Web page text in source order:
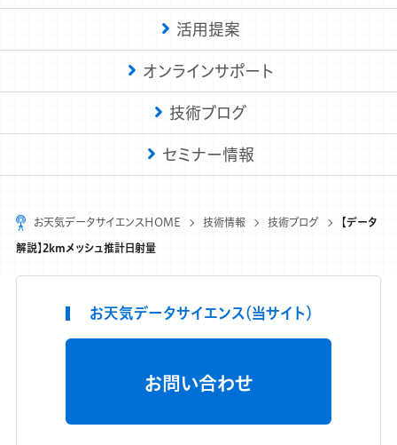
活用提案
オンラインサポート
技術ブログ
セミナー情報
お天気データサイエンスHOME 技術情報 技術ブログ
【データ
解説】2kmメッシュ推計日射量
お天気データサイエンス（当サイト）
お問い合わせ